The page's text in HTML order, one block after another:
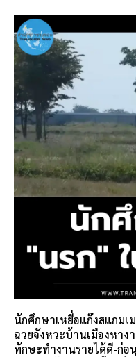
นักศึกษาเหยื่อแก๊งสแกมเ
ฉวยจังหวะบ้านเมืองหาง
ทักษะทำงานรายได้ดี-ก่